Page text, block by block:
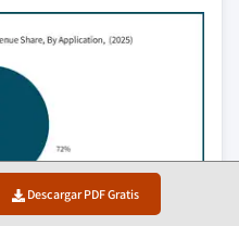
Descargar PDF Gratis